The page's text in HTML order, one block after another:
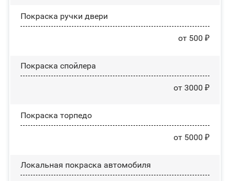
Покраска ручки двери
от 500 ₽
Покраска спойлера
от 3000 ₽
Покраска торпедо
от 5000 ₽
Локальная покраска автомобиля